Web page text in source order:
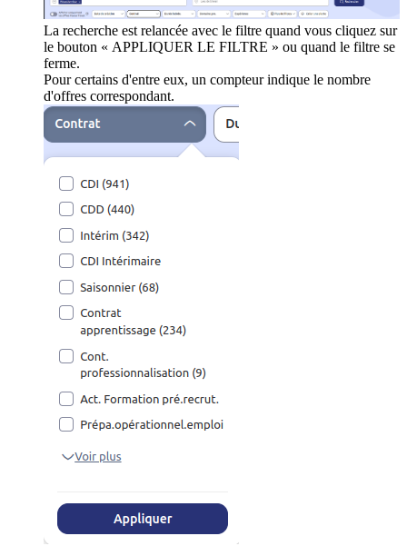
La recherche est relancée avec le filtre quand vous cliquez sur
le bouton « APPLIQUER LE FILTRE » ou quand le filtre se
ferme.
Pour certains d'entre eux, un compteur indique le nombre
d'offres correspondant.